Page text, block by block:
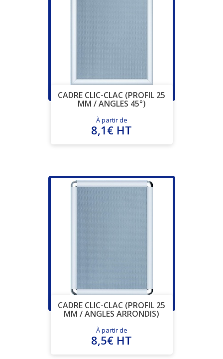
CADRE CLIC-CLAC (PROFIL 25
MM / ANGLES 45°)
À partir de
8,1€ HT
CADRE CLIC-CLAC (PROFIL 25
MM / ANGLES ARRONDIS)
À partir de
8,5€ HT